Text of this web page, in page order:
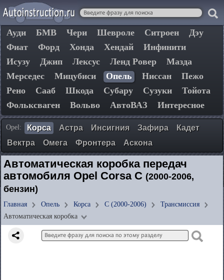
Ауди БМВ Чери Шевроле Ситроен
Дэу
Фиат
Форд Хонда Хендай
Инфинити
Исузу
Джип Лексус Ленд Ровер
Мазда
Мерседес
Мицубиси Опель Ниссан
Пежо
Рено
Сааб Шкода Субару Сузуки
Тойота
Фольксваген
Вольво АвтоВАЗ Интересное
Opel: Корса Астра Инсигния Зафира
Кадет
Вектра
Омега Фронтера Аскона
Автоматическая коробка передач
автомобиля Opel Corsa C (2000-2006,
бензин)
Главная Опель Корса C (2000-2006)
Трансмиссия
Автоматическая коробка